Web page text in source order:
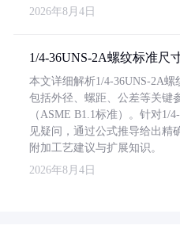
2026年8月4日
1/4-36UNS-2A螺纹标准尺
本文详细解析1/4-36UNS-2A螺
包括外径、螺距、公差等关键
（ASME B1.1标准）。针对1/
见疑问，通过公式推导给出精
附加工艺建议与扩展知识。
2026年8月4日